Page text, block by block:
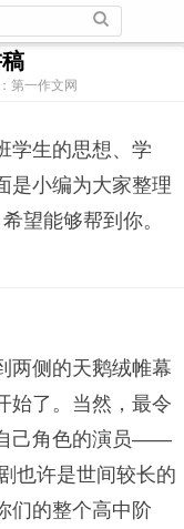
第一作文网
学生的思想、学
是小编为大家整理
望能够帮到你。
两侧的天鹅绒帷幕
始了。当然，最令
己角色的演员――
也许是世间较长的
的整个高中阶